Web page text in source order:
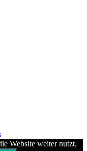
Website weiter nutzt,